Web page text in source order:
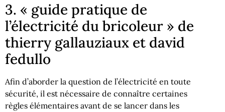
3. « guide pratique de
l’électricité du bricoleur » de
thierry gallauziaux et david
fedullo
Afin d’aborder la question de l’électricité en toute
sécurité, il est nécessaire de connaître certaines
règles élémentaires avant de se lancer dans les